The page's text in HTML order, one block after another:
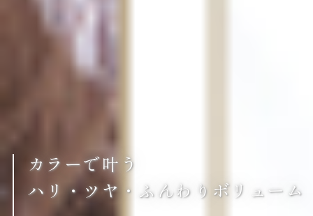
カラーで叶う
ハリ・ツヤ・ふんわりボリューム